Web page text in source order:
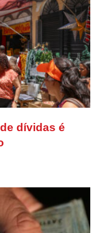
dívidas é